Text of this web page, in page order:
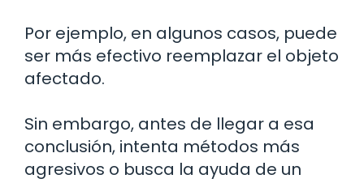
Por ejemplo, en algunos casos, puede
ser más efectivo reemplazar el objeto
afectado.
Sin embargo, antes de llegar a esa
conclusión, intenta métodos más
agresivos o busca la ayuda de un